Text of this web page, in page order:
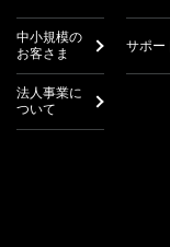
中小規模の
お客さま
サポー
法人事業に
ついて